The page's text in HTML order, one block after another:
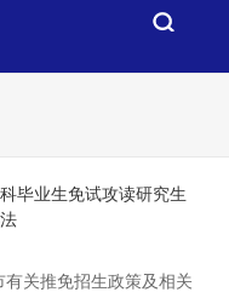
毕业生免试攻读研究生
关推免招生政策及相关